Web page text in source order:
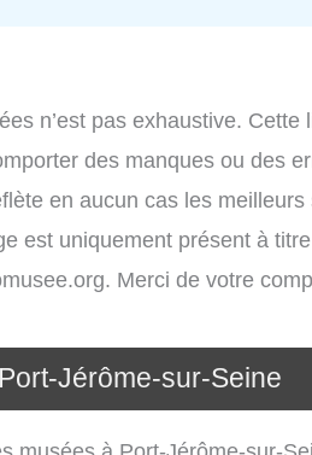
n’est pas exhaustive. Cette
des manques ou des
en aucun cas les meilleurs
est uniquement présent à titre
Merci de votre
Jérôme-sur-Seine